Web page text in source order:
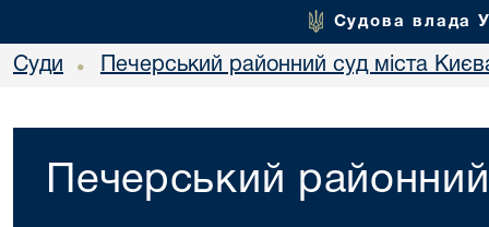
Судова влада
Суди • Печерський районний суд міста
Печерський